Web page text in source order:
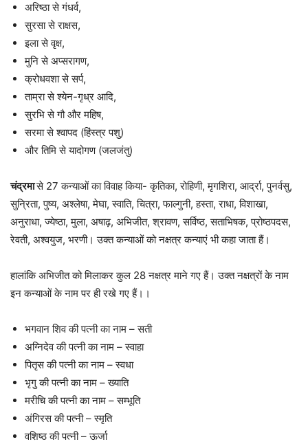
अरिष्ठा से गंधर्व,
सुरसा से राक्षस,
इला से वृक्ष,
मुनि से अप्सरागण,
क्रोधवशा से सर्प,
ताम्रा से श्येन-गृध्र आदि,
सुरभि से गौ और महिष,
सरमा से श्वापद (हिंस्त्र पशु)
और तिमि से यादोगण (जलजंतु)
चंद्रमासे 27 कन्याओं का विवाह किया- कृतिका, रोहिणी, मृगशिरा, आर्द्रा, पुनर्वसु,
सुन्रिता, पुष्य, अश्लेषा, मेघा, स्वाति, चित्रा, फाल्गुनी, हस्ता, राधा, विशाखा,
अनुराधा, ज्येष्ठा, मुला, अषाढ़, अभिजीत, श्रावण, सर्विष्ठ, सताभिषक, प्रोष्ठपदस,
रेवती, अश्वयुज, भरणी। उक्त कन्याओं को नक्षत्र कन्याएं भी कहा जाता हैं।
हालांकि अभिजीत को मिलाकर कुल 28 नक्षत्र माने गए हैं। उक्त नक्षत्रों के नाम
इन कन्याओं के नाम पर ही रखे गए हैं।।
भगवान शिव की पत्नी का नाम – सती
अग्निदेव की पत्नी का नाम – स्वाहा
पितृस की पत्नी का नाम – स्वधा
भृगु की पत्नी का नाम – ख्याति
मरीचि की पत्नी का नाम – सम्भूति
अंगिरस की पत्नी – स्मृति
वशिष्ठ की पत्नी – ऊर्जा